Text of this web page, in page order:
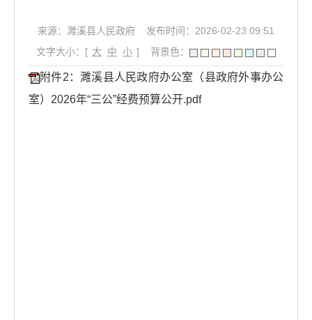
来源：濉溪县人民政府
发布时间：2026-02-23 09:51
文字大小：[ 大 中 小 ] 背景色：
附件2：濉溪县人民政府办公室（县政府外事办公
室）2026年“三公”经费预算公开.pdf